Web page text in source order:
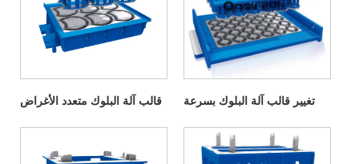
قالب آلة البلوك متعدد الأغراض تغيير قالب آلة البلوك بسرعة